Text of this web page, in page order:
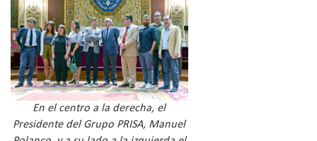
En el centro a la derecha, el
Presidente del Grupo PRISA, Manuel